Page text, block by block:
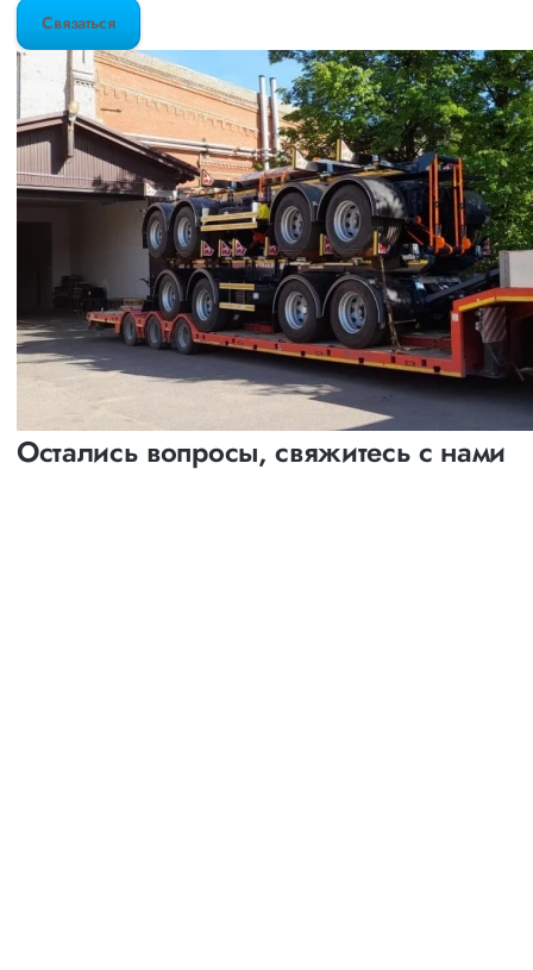
Связаться
Остались вопросы, свяжитесь с нами